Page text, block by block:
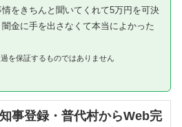
をきちんと聞いてくれて5万円を可決
金に手を出さなくて本当によかった
を保証するものではありません
事登録・普代村からWeb完